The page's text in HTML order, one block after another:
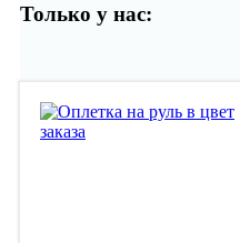
Только у нас: